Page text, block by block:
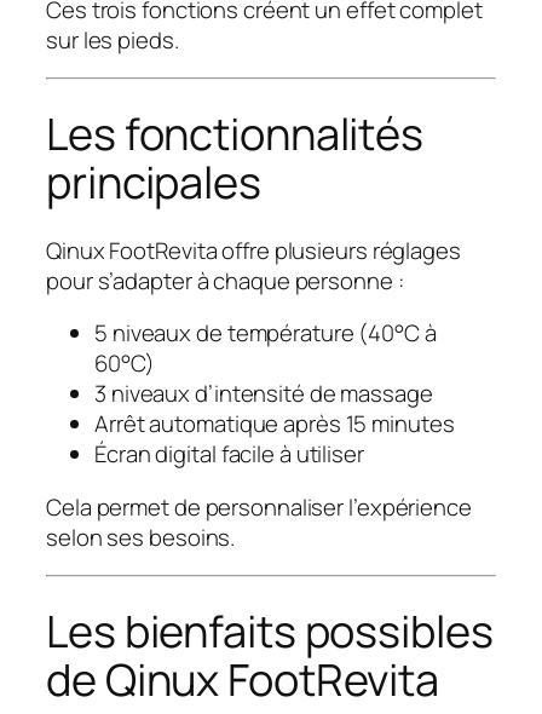
Ces trois fonctions créent un effet complet
sur les pieds.
Les fonctionnalités
principales
Qinux FootRevita offre plusieurs réglages
pour s’adapter à chaque personne :
5 niveaux de température (40°C à
60°C)
3 niveaux d’intensité de massage
Arrêt automatique après 15 minutes
Écran digital facile à utiliser
Cela permet de personnaliser l’expérience
selon ses besoins.
Les bienfaits possibles
de Qinux FootRevita